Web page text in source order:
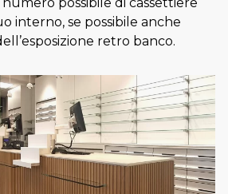
interno, se possibile anche
retro banco.